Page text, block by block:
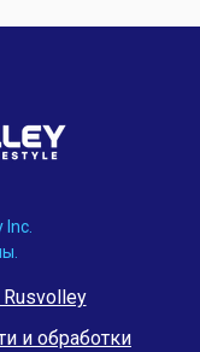
Inc.
и обработки